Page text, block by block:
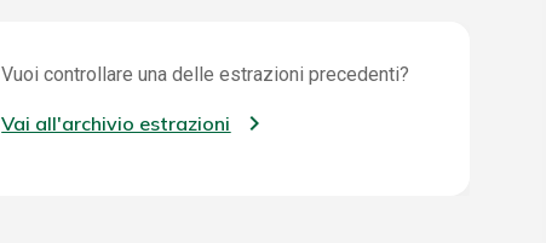
Vuoi controllare una delle estrazioni precedenti?
Vai all'archivio estrazioni